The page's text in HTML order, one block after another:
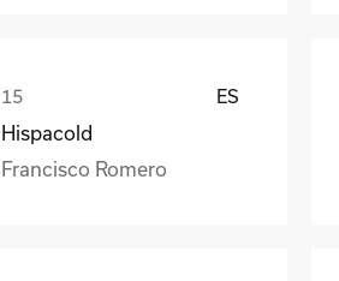
ES
Hispacold
Francisco Romero